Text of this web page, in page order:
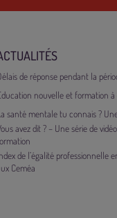
de réponse pendant la
nouvelle et formation à
santé mentale tu connais ?
avez dit ? – Une série de
de l’égalité professionnelle
Ceméa